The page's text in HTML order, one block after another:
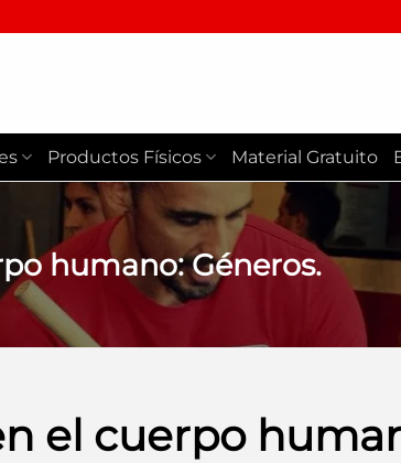
Productos Físicos Material Gratuito
humano: Géneros.
el cuerpo